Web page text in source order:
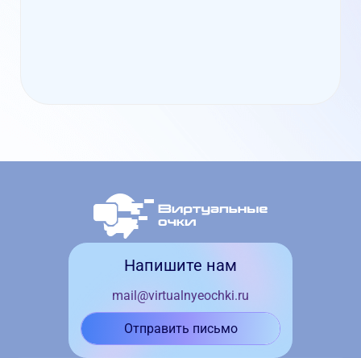
Напишите нам
mail@virtualnyeochki.ru
Отправить письмо